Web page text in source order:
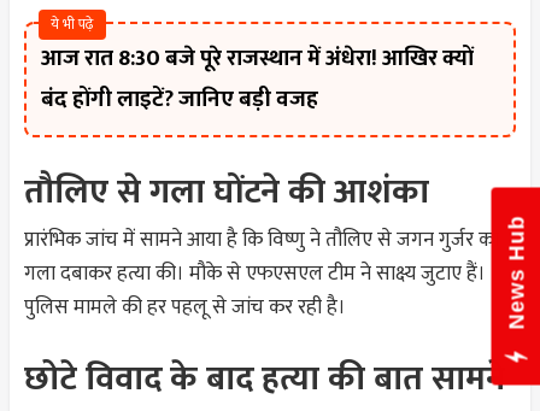
ये भी पढ़े
आज रात 8:30 बजे पूरे राजस्थान में अंधेरा! आखिर क्यों
बंद होंगी लाइटें? जानिए बड़ी वजह
तौलिए से गला घोंटने की आशंका
प्रारंभिक जांच में सामने आया है कि विष्णु ने तौलिए से जगन गुर्जर का
गला दबाकर हत्या की। मौके से एफएसएल टीम ने साक्ष्य जुटाए हैं।
पुलिस मामले की हर पहलू से जांच कर रही है।
छोटे विवाद के बाद हत्या की बात सामने
News Hub